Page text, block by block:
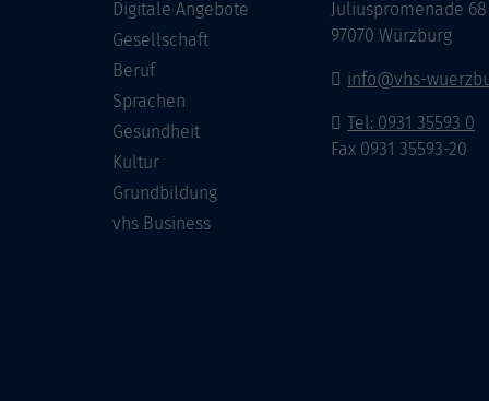
Digitale Angebote
Gesellschaft
Beruf
Sprachen
Gesundheit
Kultur
Grundbildung
vhs Business
Juliuspromenade 68
97070 Würzburg
info@vhs-
Tel: 0931 35593 0
Fax 0931 35593-20